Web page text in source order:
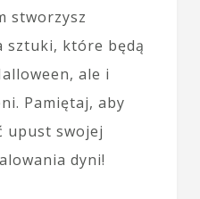
stworzysz
sztuki, które będą
ale i
Pamiętaj, aby
upust swojej
dyni!